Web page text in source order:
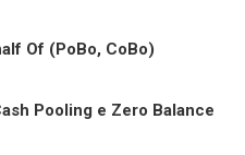
Of (PoBo, CoBo)
Pooling e Zero Balance